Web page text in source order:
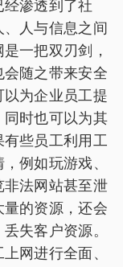
渗透到了社
人与信息之间
一把双刃剑，
随之带来安全
为企业员工提
时也可以为其
些员工利用工
例如玩游戏、
法网站甚至泄
的资源，还会
失客户资源。
网进行全面、